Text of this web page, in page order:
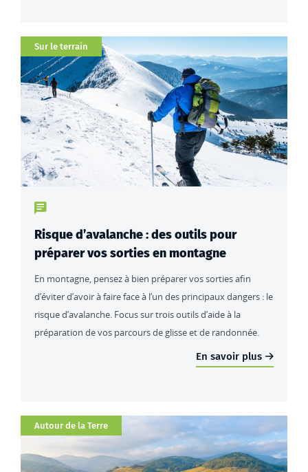
Catégorie
Sur le terrain
Type de contenu : actualités
Risque d’avalanche : des outils pour
préparer vos sorties en montagne
En montagne, pensez à bien préparer vos sorties afin
d’éviter d’avoir à faire face à l’un des principaux dangers : le
risque d’avalanche. Focus sur trois outils d’aide à la
préparation de vos parcours de glisse et de randonnée.
En savoir plus
Catégorie
Autour de la Terre